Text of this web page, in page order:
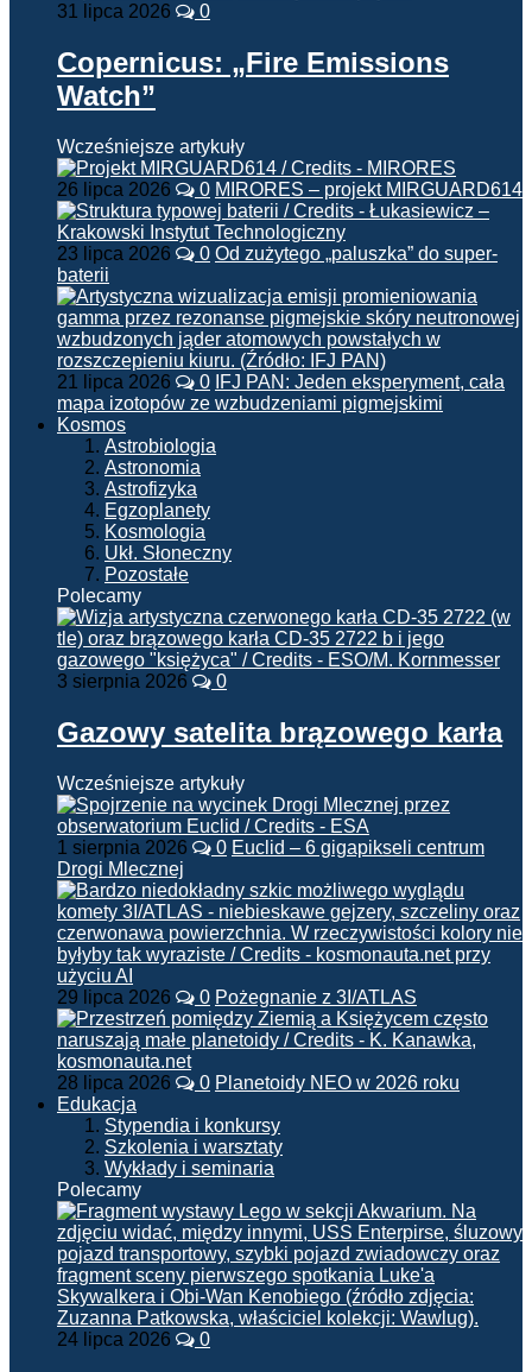
31 lipca 2026 0
Copernicus: „Fire Emissions
Watch”
Wcześniejsze artykuły
26 lipca 2026 0 MIRORES – projekt MIRGUARD614
23 lipca 2026 0 Od zużytego „paluszka” do super-
baterii
21 lipca 2026 0 IFJ PAN: Jeden eksperyment, cała
mapa izotopów ze wzbudzeniami pigmejskimi
Kosmos
Astrobiologia
Astronomia
Astrofizyka
Egzoplanety
Kosmologia
Ukł. Słoneczny
Pozostałe
Polecamy
3 sierpnia 2026 0
Gazowy satelita brązowego karła
Wcześniejsze artykuły
1 sierpnia 2026 0 Euclid – 6 gigapikseli centrum
Drogi Mlecznej
29 lipca 2026 0 Pożegnanie z 3I/ATLAS
28 lipca 2026 0 Planetoidy NEO w 2026 roku
Edukacja
Stypendia i konkursy
Szkolenia i warsztaty
Wykłady i seminaria
Polecamy
24 lipca 2026 0